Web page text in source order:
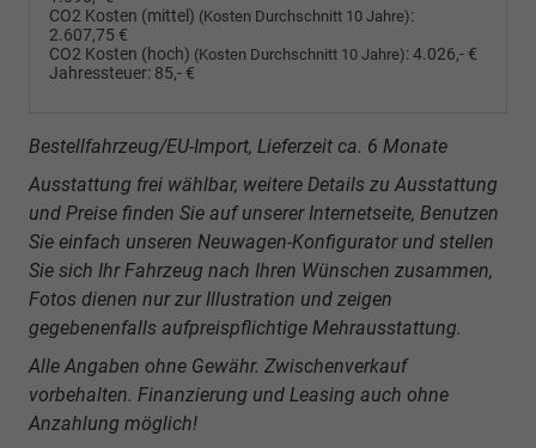
CO2 Kosten (mittel) (Kosten Durchschnitt 10 Jahre):
2.607,75 €
CO2 Kosten (hoch) (Kosten Durchschnitt 10 Jahre):4.026,- €
Jahressteuer: 85,- €
Bestellfahrzeug/EU-Import, Lieferzeit ca. 6 Monate
Ausstattung frei wählbar, weitere Details zu Ausstattung
und Preise finden Sie auf unserer Internetseite, Benutzen
Sie einfach unseren Neuwagen-Konfigurator und stellen
Sie sich Ihr Fahrzeug nach Ihren Wünschen zusammen,
Fotos dienen nur zur Illustration und zeigen
gegebenenfalls aufpreispflichtige Mehrausstattung.
Alle Angaben ohne Gewähr. Zwischenverkauf
vorbehalten. Finanzierung und Leasing auch ohne
Anzahlung möglich!